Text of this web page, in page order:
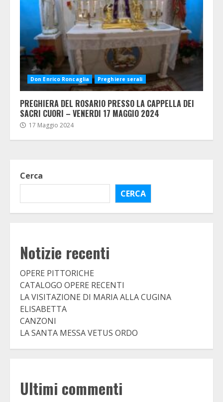
Don Enrico Roncaglia Preghiere serali
PREGHIERA DEL ROSARIO PRESSO LA CAPPELLA DEI
SACRI CUORI – VENERDI 17 MAGGIO 2024
17 Maggio 2024
Cerca
CERCA
Notizie recenti
OPERE PITTORICHE
CATALOGO OPERE RECENTI
LA VISITAZIONE DI MARIA ALLA CUGINA
ELISABETTA
CANZONI
LA SANTA MESSA VETUS ORDO
Ultimi commenti